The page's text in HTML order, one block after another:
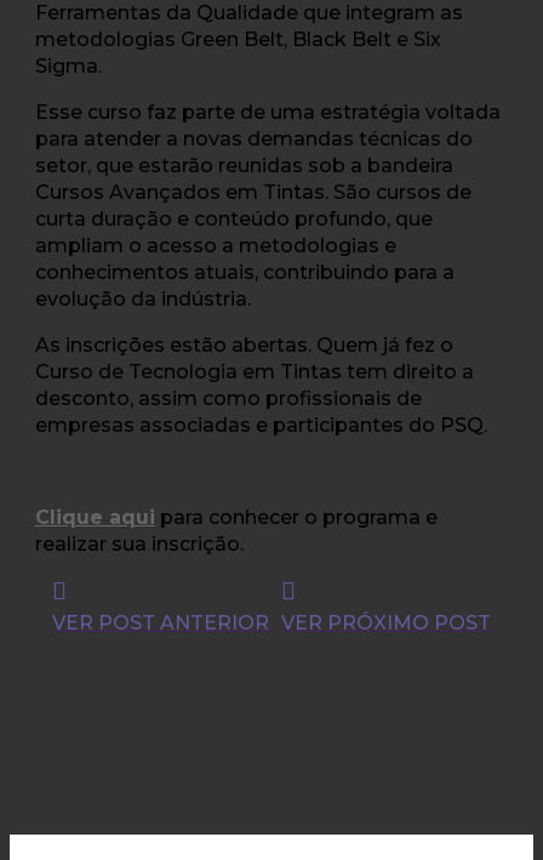
Ferramentas da Qualidade que integram as
metodologias Green Belt, Black Belt e Six
Sigma.
Esse curso faz parte de uma estratégia voltada
para atender a novas demandas técnicas do
setor, que estarão reunidas sob a bandeira
Cursos Avançados em Tintas. São cursos de
curta duração e conteúdo profundo, que
ampliam o acesso a metodologias e
conhecimentos atuais, contribuindo para a
evolução da indústria.
As inscrições estão abertas. Quem já fez o
Curso de Tecnologia em Tintas tem direito a
desconto, assim como profissionais de
empresas associadas e participantes do PSQ.
Clique aqui para conhecer o programa e
realizar sua inscrição.
VER POST ANTERIOR VER PRÓXIMO POST